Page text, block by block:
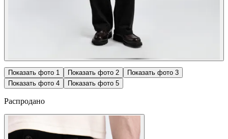
Показать фото 1 Показать фото 2 Показать фото 3
Показать фото 4 Показать фото 5
Распродано